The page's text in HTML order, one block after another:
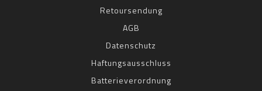
Retoursendung
AGB
Datenschutz
Haftungsausschluss
Batterieverordnung